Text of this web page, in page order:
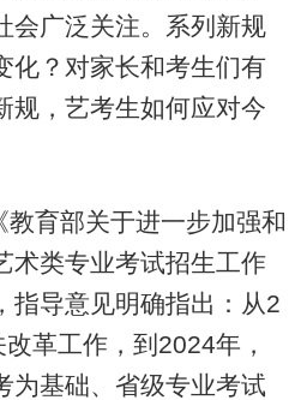
会广泛关注。系列新规
化？对家长和考生们有
规，艺考生如何应对今
育部关于进一步加强和
术类专业考试招生工作
指导意见明确指出：从2
革工作，到2024年，
为基础、省级专业考试